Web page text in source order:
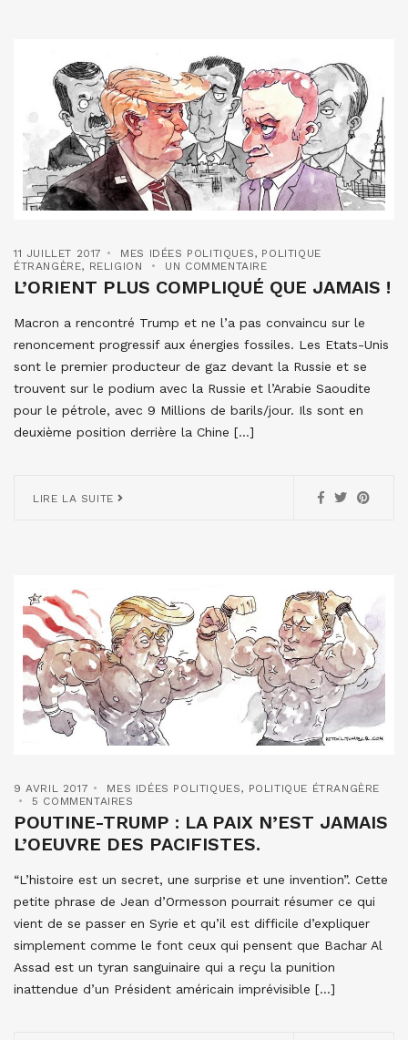
11 JUILLET 2017 MES IDÉES POLITIQUES, POLITIQUE
ÉTRANGÈRE, RELIGION UN COMMENTAIRE
L’ORIENT PLUS COMPLIQUÉ QUE JAMAIS !
Macron a rencontré Trump et ne l’a pas convaincu sur le
renoncement progressif aux énergies fossiles. Les Etats-Unis
sont le premier producteur de gaz devant la Russie et se
trouvent sur le podium avec la Russie et l’Arabie Saoudite
pour le pétrole, avec 9 Millions de barils/jour. Ils sont en
deuxième position derrière la Chine […]
LIRE LA SUITE
9 AVRIL 2017 MES IDÉES POLITIQUES, POLITIQUE ÉTRANGÈRE
5 COMMENTAIRES
POUTINE-TRUMP : LA PAIX N’EST JAMAIS
L’OEUVRE DES PACIFISTES.
“L’histoire est un secret, une surprise et une invention”. Cette
petite phrase de Jean d’Ormesson pourrait résumer ce qui
vient de se passer en Syrie et qu’il est difficile d’expliquer
simplement comme le font ceux qui pensent que Bachar Al
Assad est un tyran sanguinaire qui a reçu la punition
inattendue d’un Président américain imprévisible […]